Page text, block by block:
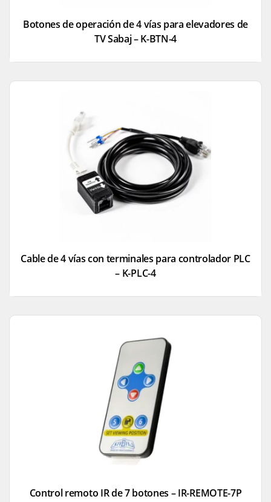
Botones de operación de 4 vías para elevadores de
TV Sabaj – K-BTN-4
Cable de 4 vías con terminales para controlador PLC
– K-PLC-4
Control remoto IR de 7 botones – IR-REMOTE-7P